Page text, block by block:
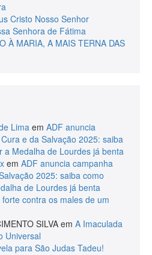
Cristo Nosso Senhor
Senhora de Fátima
À MARIA, A MAIS TERNA DAS
Lima em ADF anuncia
e da Salvação 2025: saiba
a Medalha de Lourdes já benta
em ADF anuncia campanha
2025: saiba como
de Lourdes já benta
contra os males de um
SILVA em A Imaculada
Universal
para São Judas Tadeu!